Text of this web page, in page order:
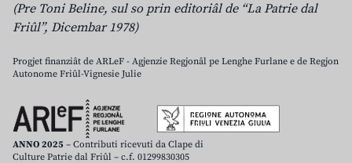
(Pre Toni Beline, sul so prin editoriâl de “La Patrie dal
Friûl”, Dicembar 1978)
Progjet finanziât de ARLeF - Agjenzie Regjonâl pe Lenghe Furlane e de Regjon
Autonome Friûl-Vignesie Julie
ANNO 2025 – Contributi ricevuti da Clape di
Culture Patrie dal Friûl – c.f. 01299830305